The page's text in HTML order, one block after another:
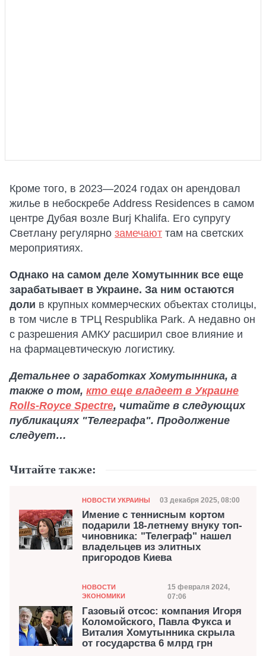
Кроме того, в 2023—2024 годах он арендовал
жилье в небоскребе Address Residences в самом
центре Дубая возле Burj Khalifa. Его супругу
Светлану регулярно замечают там на светских
мероприятиях.
Однако на самом деле Хомутынник все еще
зарабатывает в Украине. За ним остаются
доли в крупных коммерческих объектах столицы,
в том числе в ТРЦ Respublika Park. А недавно он
с разрешения АМКУ расширил свое влияние и
на фармацевтическую логистику.
Детальнее о заработках Хомутынника, а
также о том, кто еще владеет в Украине
Rolls-Royce Spectre, читайте в следующих
публикациях "Телеграфа". Продолжение
следует…
Читайте также:
Категория
НОВОСТИ УКРАИНЫ Дата публикации
03 декабря 2025, 08:00
Имение с теннисным кортом
подарили 18-летнему внуку топ-
чиновника: "Телеграф" нашел
владельцев из элитных
пригородов Киева
Категория
НОВОСТИ
ЭКОНОМИКИ
Дата публикации
15 февраля 2024,
07:06
Газовый отсос: компания Игоря
Коломойского, Павла Фукса и
Виталия Хомутынника скрыла
от государства 6 млрд грн